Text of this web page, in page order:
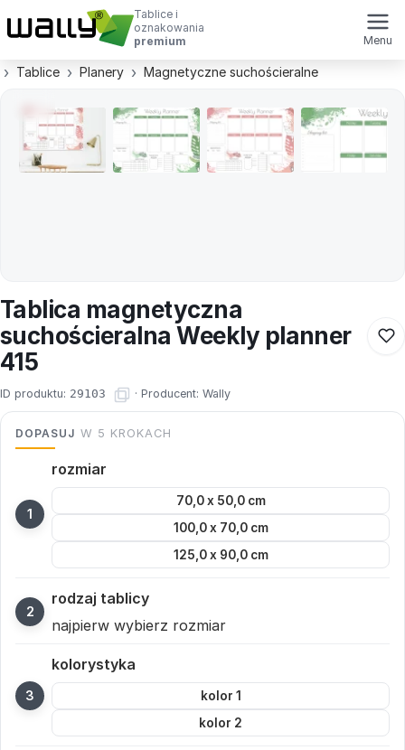
Tablice i
oznakowania
premium
Menu
Tablice Planery Magnetyczne suchościeralne
Tablica magnetyczna
suchościeralna Weekly planner
415
ID produktu: 29103 · Producent: Wally
DOPASUJ W 5 KROKACH
rozmiar
70,0 x 50,0 cm
100,0 x 70,0 cm
125,0 x 90,0 cm
rodzaj tablicy
najpierw wybierz rozmiar
kolorystyka
kolor 1
kolor 2